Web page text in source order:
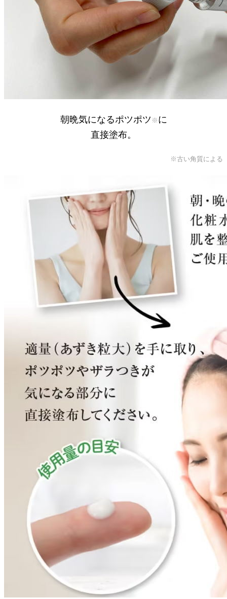
朝晩気になるポツポツ ※ に
直接塗布。
※古い角質による